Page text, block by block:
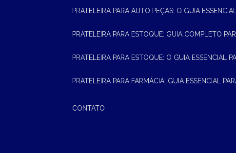
PRATELEIRA PARA AUTO PEÇAS: O GUIA
PRATELEIRA PARA ESTOQUE: GUIA COMPLETO
PRATELEIRA PARA ESTOQUE: O GUIA ESSENCIAL
PRATELEIRA PARA FARMÁCIA: GUIA ESSENCIAL
CONTATO